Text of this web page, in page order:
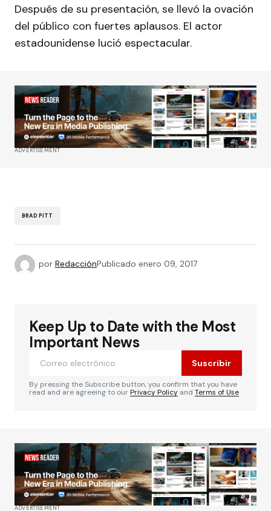
Después de su presentación, se llevó la ovación
del público con fuertes aplausos. El actor
estadounidense lució espectacular.
ADVERTISEMENT
BRAD PITT
por RedacciónPublicado enero 09, 2017
Keep Up to Date with the Most
Important News
Suscribir
By pressing the Subscribe button, you confirm that you have
read and are agreeing to ourPrivacy Policy and Terms of Use
ADVERTISEMENT